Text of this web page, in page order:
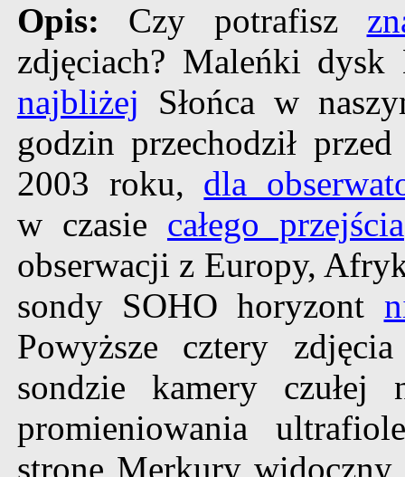
Opis: Czy potrafisz
zdjęciach? Maleńki dysk
najbliżej Słońca w
godzin przechodził
2003 roku, dla
w czasie całego przejścia
obserwacji z Europy,
sondy SOHO horyzont
Powyższe cztery
sondzie kamery czułej
promieniowania
stronę Merkury